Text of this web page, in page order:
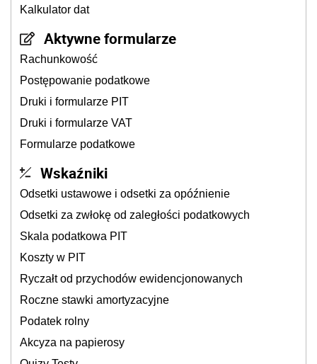
Kalkulator dat
Aktywne formularze
Rachunkowość
Postępowanie podatkowe
Druki i formularze PIT
Druki i formularze VAT
Formularze podatkowe
Wskaźniki
Odsetki ustawowe i odsetki za opóźnienie
Odsetki za zwłokę od zaległości podatkowych
Skala podatkowa PIT
Koszty w PIT
Ryczałt od przychodów ewidencjonowanych
Roczne stawki amortyzacyjne
Podatek rolny
Akcyza na papierosy